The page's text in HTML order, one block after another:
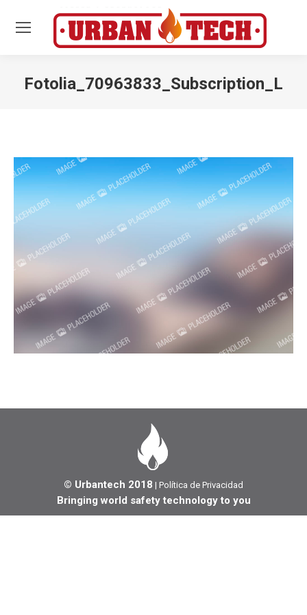
Fotolia_70963833_Subscription_L
© Urbantech 2018 | Política de Privacidad
Bringing world safety technology to you